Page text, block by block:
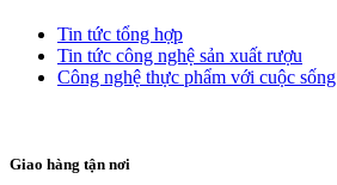
Tin tức tổng hợp
Tin tức công nghệ sản xuất rượu
Công nghệ thực phẩm với cuộc sống
Giao hàng tận nơi